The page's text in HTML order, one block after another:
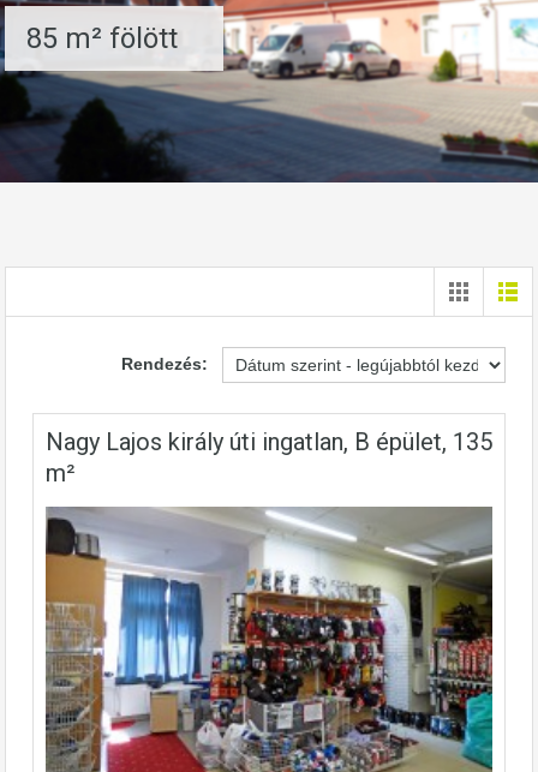
85 m² fölött
Rendezés:
Nagy Lajos király úti ingatlan, B épület, 135
m²